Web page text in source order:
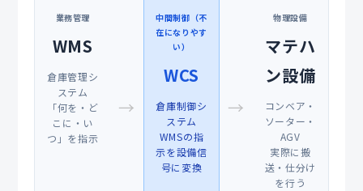
業務管理
WMS
倉庫管理シ
ステム
「何を・ど
こに・い
つ」を指示
→
中間制御（不
在になりやす
い）
WCS
倉庫制御シ
ステム
WMSの指
示を設備信
号に変換
→
物理設備
マテハ
ン設備
コンベア・
ソーター・
AGV
実際に搬
送・仕分け
を行う